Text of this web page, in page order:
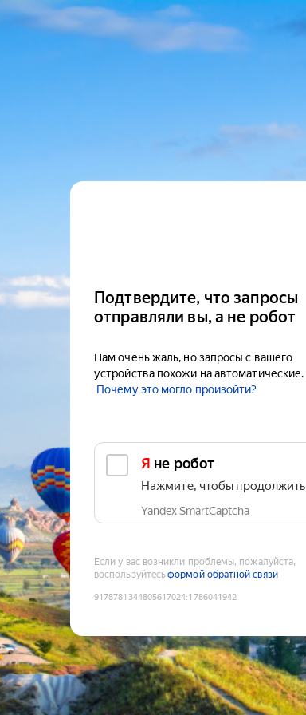
Подтвердите, что запросы
отправляли вы, а не робот
Нам очень жаль, но запросы с вашего
устройства похожи на автоматические.
Почему это могло произойти?
Я не робот
Нажмите, чтобы продолжить
Yandex SmartCaptcha
Если у вас возникли проблемы, пожалуйста,
воспользуйтесьформой обратной связи
9178781344805617024:1786041942